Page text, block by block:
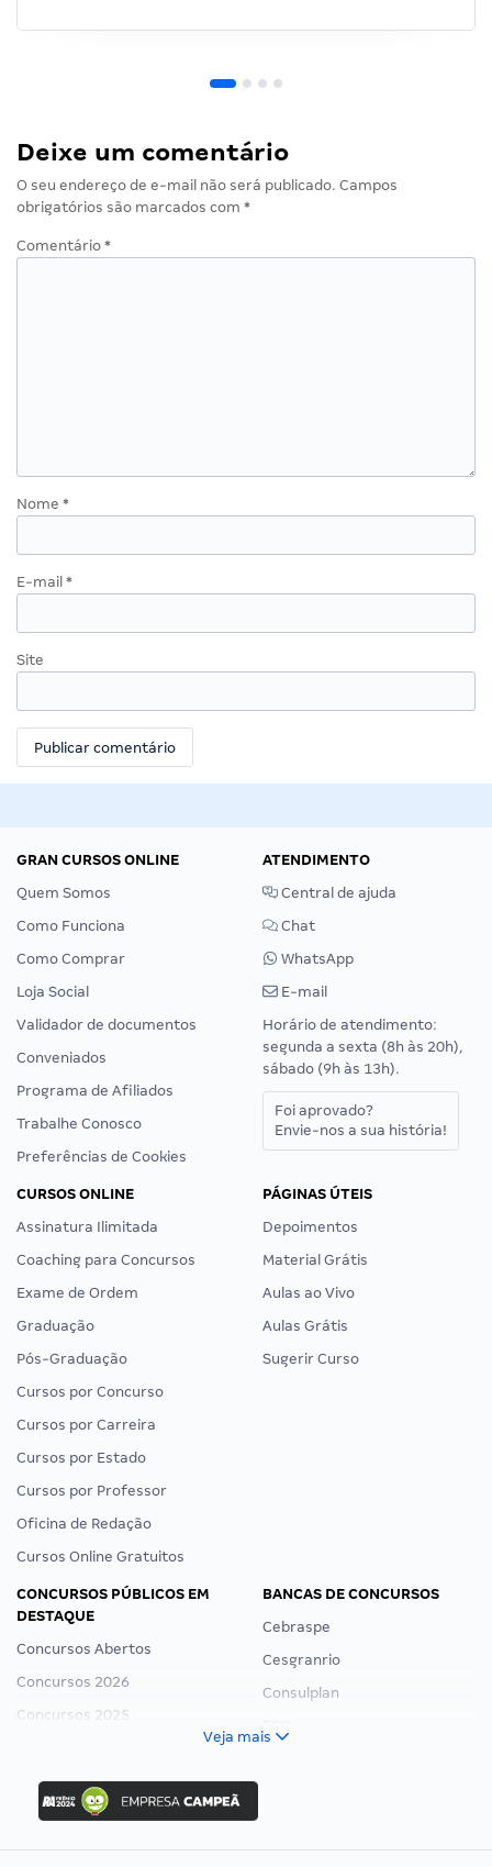
Deixe um comentário
O seu endereço de e-mail não será publicado. Campos
obrigatórios são marcados com *
Comentário *
Nome *
E-mail *
Site
GRAN CURSOS ONLINE
Quem Somos
Como Funciona
Como Comprar
Loja Social
Validador de documentos
Conveniados
Programa de Afiliados
Trabalhe Conosco
Preferências de Cookies
ATENDIMENTO
Central de ajuda
Chat
WhatsApp
E-mail
Horário de atendimento:
segunda a sexta (8h às 20h),
sábado (9h às 13h).
Foi aprovado?
Envie-nos a sua história!
CURSOS ONLINE
Assinatura Ilimitada
Coaching para Concursos
Exame de Ordem
Graduação
Pós-Graduação
Cursos por Concurso
Cursos por Carreira
Cursos por Estado
Cursos por Professor
Oficina de Redação
Cursos Online Gratuitos
PÁGINAS ÚTEIS
Depoimentos
Material Grátis
Aulas ao Vivo
Aulas Grátis
Sugerir Curso
CONCURSOS PÚBLICOS EM
DESTAQUE
Concursos Abertos
Concursos 2026
Concursos 2025
Concurso Ibama
Concurso MPU
Editais publicados
BANCAS DE CONCURSOS
Cebraspe
Cesgranrio
Consulplan
Veja mais